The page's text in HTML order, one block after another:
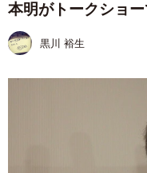
本明がトークショ
黒川 裕生